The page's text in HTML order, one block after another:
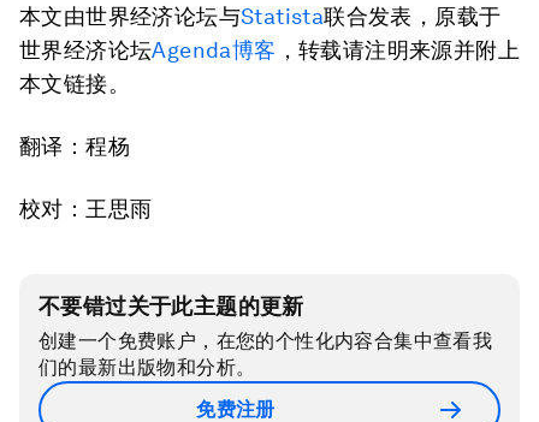
本文由世界经济论坛与Statista联合发表，原载于
世界经济论坛Agenda博客 ，转载请注明来源并附上
本文链接。
翻译：程杨
校对：王思雨
不要错过关于此主题的更新
创建一个免费账户，在您的个性化内容合集中查看我
们的最新出版物和分析。
免费注册